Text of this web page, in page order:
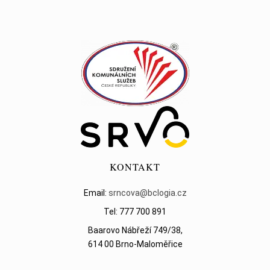
KONTAKT
Email: srncova@bclogia.cz
Tel: 777 700 891
Baarovo Nábřeží 749/38,
614 00 Brno-Maloměřice